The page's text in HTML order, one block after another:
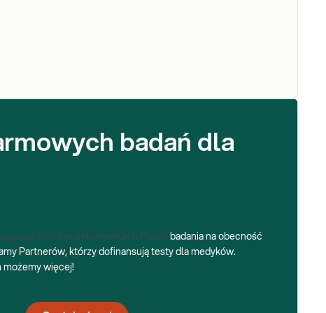
badań dla
w kilkunastu miastach Polski badania na obecność
Partnerów, którzy dofinansują testy dla medyków.
możemy więcej!